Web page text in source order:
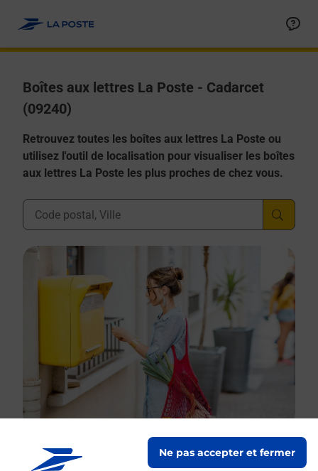
Ne pas accepter et fermer
Boîtes aux lettres La Poste - Cadarcet
(09240)
Retrouvez toutes les boîtes aux lettres La Poste ou
utilisez l'outil de localisation pour visualiser les boîtes
aux lettres La Poste les plus proches de chez vous.
Ville, Département, Code Postal